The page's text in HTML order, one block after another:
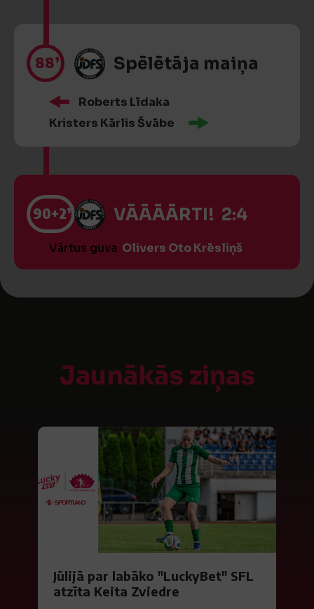
88’ Spēlētāja maiņa
Roberts Līdaka
Kristers Kārlis Švābe
90+2’ VĀĀĀĀRTI! 2:4
Vārtus guva Olivers Oto Krēsliņš
Jaunākās ziņas
Jūlijā par labāko "LuckyBet" SFL
atzīta Keita Zviedre